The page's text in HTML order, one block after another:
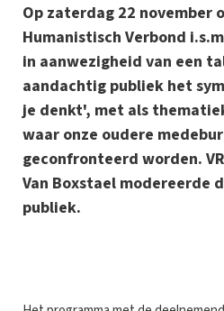
Op zaterdag 22 november
Humanistisch Verbond
in aanwezigheid van een
aandachtig publiek het
je denkt', met als
waar onze oudere
geconfronteerd worden.
Van Boxstael modereerde
publiek.